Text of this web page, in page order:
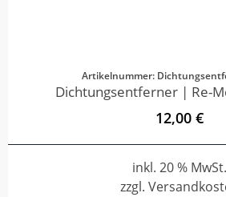
Artikelnummer:
Dichtungsentferner | Re-
12,00 €
inkl. 20 % MwSt.
zzgl.